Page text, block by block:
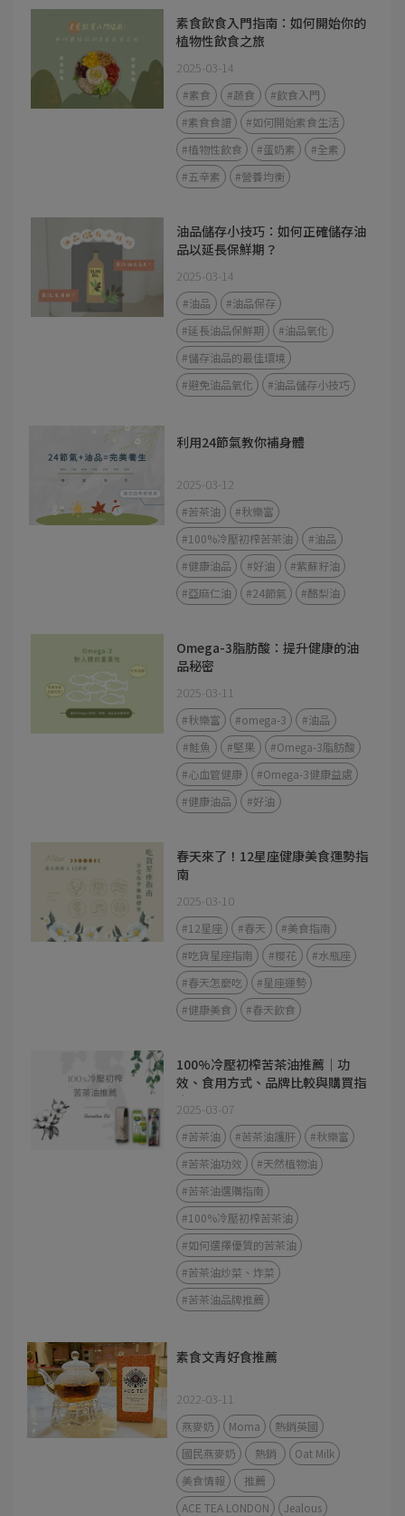
素食飲食入門指南：如何開始你的
植物性飲食之旅
2025-03-14
#素食 #蔬食
#飲食入門
#素食食譜
#如何開始素食生活
#植物性飲食
#蛋奶素
#全素
#五辛素
#營養均衡
油品儲存小技巧：如何正確儲存油
品以延長保鮮期？
2025-03-14
#油品
#油品保存
#延長油品保鮮期
#油品氧化
#儲存油品的最佳環境
#避免油品氧化
#油品儲存小技巧
利用24節氣教你補身體
2025-03-12
#苦茶油
#秋樂富
#100%冷壓初榨苦茶油
#油品
#健康油品
#好油
#紫蘇籽油
#亞麻仁油
#24節氣 #酪梨油
Omega-3脂肪酸：提升健康的油
品秘密
2025-03-11
#秋樂富 #omega-3
#油品
#鮭魚
#堅果
#Omega-3脂肪酸
#心血管健康
#Omega-3健康益處
#健康油品
#好油
春天來了！12星座健康美食運勢指
南
2025-03-10
#12星座 #春天
#美食指南
#吃貨星座指南
#櫻花
#水瓶座
#春天怎麼吃
#星座運勢
#健康美食
#春天飲食
100%冷壓初榨苦茶油推薦｜功
效、食用方式、品牌比較與購買指
南
2025-03-07
#苦茶油 #苦茶油護肝
#秋樂富
#苦茶油功效
#天然植物油
#苦茶油選購指南
#100%冷壓初榨苦茶油
#如何選擇優質的苦茶油
#苦茶油炒菜、炸菜
#苦茶油品牌推薦
素食文青好食推薦
2022-03-11
燕麥奶 Moma
熱銷英國
國民燕麥奶
熱銷
Oat Milk
美食情報
推薦
ACE TEA LONDON
Jealous